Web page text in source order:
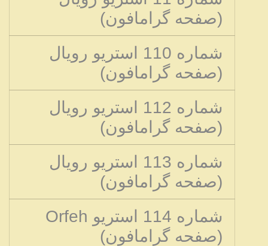
(صفحه گرامافون)
شماره 110 استریو رویال
(صفحه گرامافون)
شماره 112 استریو رویال
(صفحه گرامافون)
شماره 113 استریو رویال
(صفحه گرامافون)
شماره 114 استریو Orfeh
(صفحه گرامافون)